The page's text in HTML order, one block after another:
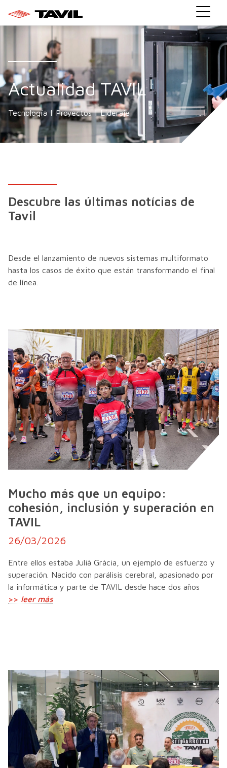
Actualidad TAVIL
Tecnología | Proyectos | Lideraje
Descubre las últimas notícias de
Tavil
Desde el lanzamiento de nuevos sistemas multiformato
hasta los casos de éxito que están transformando el final
de línea.
Mucho más que un equipo:
cohesión, inclusión y superación en
TAVIL
26/03/2026
Entre ellos estaba Julià Gràcia, un ejemplo de esfuerzo y
superación. Nacido con parálisis cerebral, apasionado por
la informática y parte de TAVIL desde hace dos años
>> leer más